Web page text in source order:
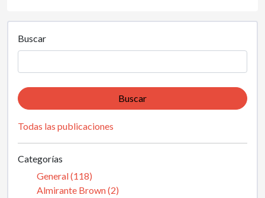
Buscar
Buscar
Todas las publicaciones
Categorías
General (118)
Almirante Brown (2)